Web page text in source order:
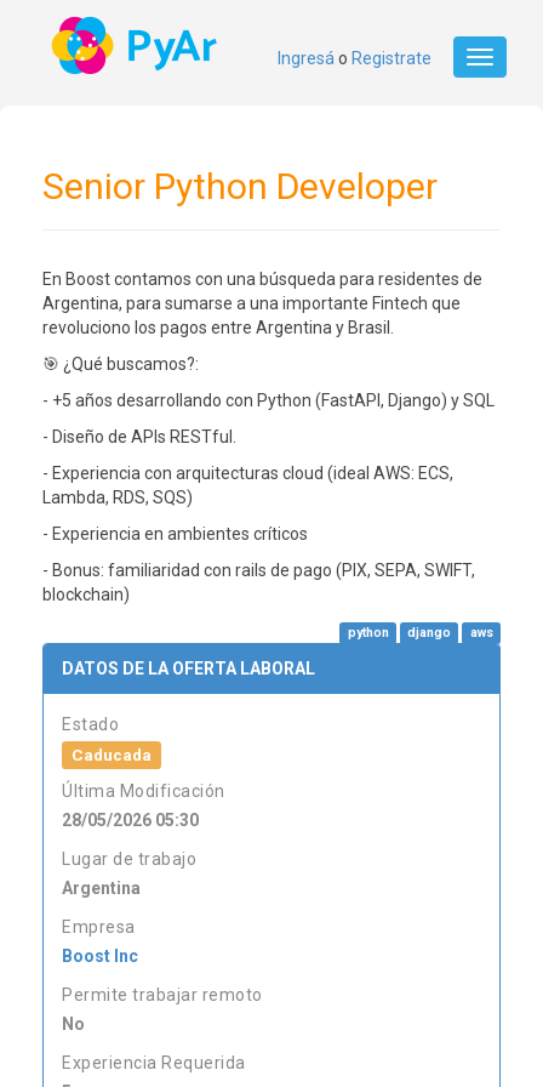
Toggle
Ingresá o Registrate
Senior Python Developer
En Boost contamos con una búsqueda para residentes de
Argentina, para sumarse a una importante Fintech que
revoluciono los pagos entre Argentina y Brasil.
🎯 ¿Qué buscamos?:
- +5 años desarrollando con Python (FastAPI, Django) y SQL
- Diseño de APIs RESTful.
- Experiencia con arquitecturas cloud (ideal AWS: ECS,
Lambda, RDS, SQS)
- Experiencia en ambientes críticos
- Bonus: familiaridad con rails de pago (PIX, SEPA, SWIFT,
blockchain)
python django aws
DATOS DE LA OFERTA LABORAL
Estado
Caducada
Última Modificación
28/05/2026 05:30
Lugar de trabajo
Argentina
Empresa
Boost Inc
Permite trabajar remoto
No
Experiencia Requerida